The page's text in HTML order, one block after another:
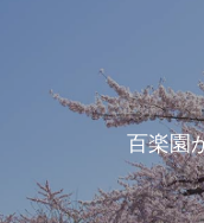
百楽園